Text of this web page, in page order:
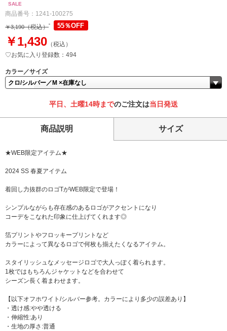
SALE
商品番号： 1241-100275
￥3,190（税込） 55％OFF
￥1,430 （税込）
♡お気に入り登録数：494
カラー／サイズ
平日、土曜14時までのご注文は当日発送
商品説明 サイズ
★WEB限定アイテム★
2024 SS 春夏アイテム
着回し力抜群のロゴTがWEB限定で登場！
シンプルながらも存在感のあるロゴがアクセントになり
コーデをこなれた印象に仕上げてくれます◎
箔プリントやフロッキープリントなど
カラーによって異なるロゴで何枚も揃えたくなるアイテム。
スタイリッシュなメッセージロゴで大人っぽく着られます。
1枚ではもちろんジャケットなどを合わせて
シーズン長く着まわせます。
【以下オフホワイト/シルバー参考。カラーにより多少の誤差あり】
・透け感:やや透ける
・伸縮性:あり
・生地の厚さ:普通